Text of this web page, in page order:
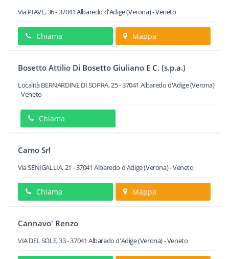
Via PIAVE, 36-37041 Albaredo d'Adige(Verona) -Veneto
Chiama Mappa
Bosetto Attilio Di Bosetto Giuliano E C. (s.p.a.)
Località BERNARDINE DI SOPRA, 25-37041 Albaredo d'Adige(Verona)
-Veneto
Chiama
Camo Srl
Via SENIGALLIA, 21 -37041 Albaredo d'Adige(Verona) -Veneto
Chiama Mappa
Cannavo' Renzo
VIA DEL SOLE, 33-37041 Albaredo d'Adige(Verona) -Veneto